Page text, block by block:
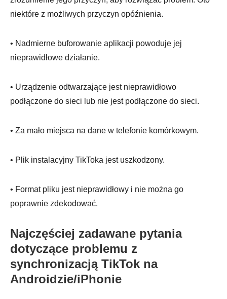
niektóre z możliwych przyczyn opóźnienia.
• Nadmierne buforowanie aplikacji powoduje jej
nieprawidłowe działanie.
• Urządzenie odtwarzające jest nieprawidłowo
podłączone do sieci lub nie jest podłączone do sieci.
• Za mało miejsca na dane w telefonie komórkowym.
• Plik instalacyjny TikToka jest uszkodzony.
• Format pliku jest nieprawidłowy i nie można go
poprawnie zdekodować.
Najczęściej zadawane pytania
dotyczące problemu z
synchronizacją TikTok na
Androidzie/iPhonie